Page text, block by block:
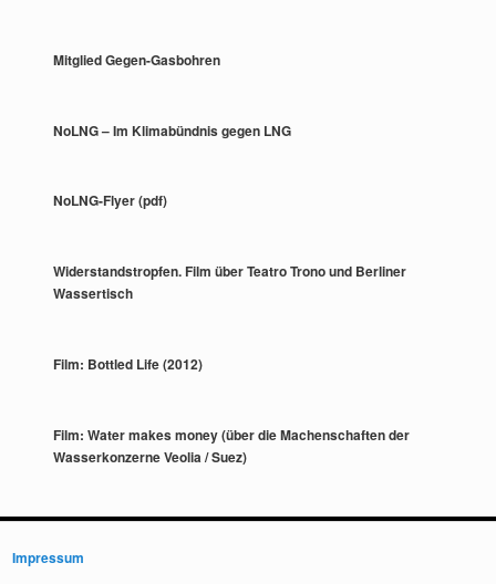
Mitglied Gegen-Gasbohren
NoLNG – Im Klimabündnis gegen LNG
NoLNG-Flyer (pdf)
Widerstandstropfen. Film über Teatro Trono und Berliner
Wassertisch
Film: Bottled Life (2012)
Film: Water makes money (über die Machenschaften der
Wasserkonzerne Veolia / Suez)
Impressum